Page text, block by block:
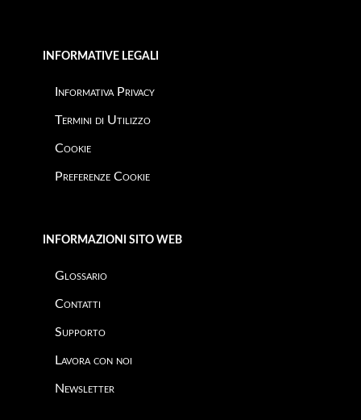
INFORMATIVE LEGALI
Informativa Privacy
Termini di Utilizzo
Cookie
Preferenze Cookie
INFORMAZIONI SITO WEB
Glossario
Contatti
Supporto
Lavora con noi
Newsletter